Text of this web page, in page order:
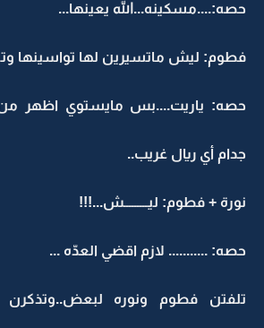
حصه:....مسكينه...الله يعينها...
فطوم: ليش ماتسيرين لها تواسينها
حصه: ياريت....بس مايستوي اظهر من
جدام أي ريال غريب..
نورة + فطوم: ليـــــــــش...!!!
حصه: ........... لازم اقضي العدّه ...
تلفتن فطوم ونوره لبعض..وتذكرن